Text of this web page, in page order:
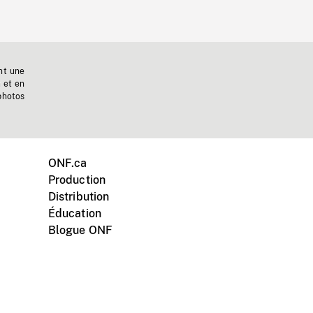
une
et en
ONF.ca
Production
Distribution
Éducation
Blogue ONF